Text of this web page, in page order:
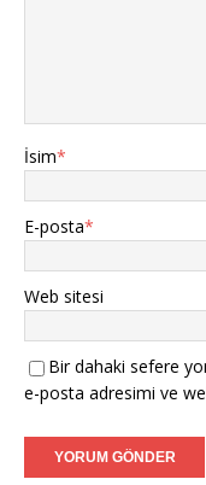
İsim*
E-posta*
Web sitesi
Bir dahaki sefere
e-posta adresimi ve